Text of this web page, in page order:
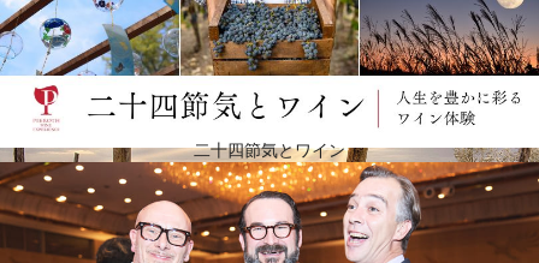
現したワイン。サンジョヴェーゼ100％で、伝統と創造性の組み合わせから造られたスーパー・タス
カンです。ビービー・グラーツは幼少期をイゾラ・デル・ジリオで過ごし、この島のユニークなブ
ドウ栽培を体験しました。テスタマッタの白のほうは、毎朝ロバと一緒に畑に行き、老農家から聞
いた話や知識のおかげで生まれました。長年にわたる研究と努力の結果、島のアンソニカ種から白
ワインを選び、テスタマッタの世界を完成させる準備ができたと悟り、赤ワインと一緒に白ワイン
も生産するようになったのです。
二十四節気とワイン